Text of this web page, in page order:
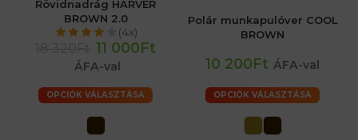
Rövidnadrág HARVER
BROWN 2.0
(4x)
11 000Ft
ÁFA-val
OPCIÓK VÁLASZTÁSA
Polár munkapulóver COOL
BROWN
10 200Ft ÁFA-val
OPCIÓK VÁLASZTÁSA